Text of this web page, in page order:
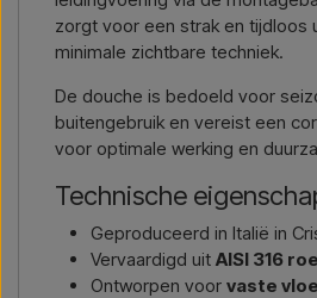
zorgt voor een strak en tijdloos
minimale zichtbare techniek.
De douche is bedoeld voor
buitengebruik en vereist een
voor optimale werking en
Technische
Geproduceerd in Italië in
Vervaardigd uit AISI 316
Ontworpen voor vaste